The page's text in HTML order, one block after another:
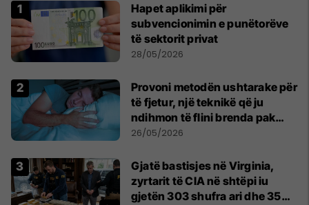
Hapet aplikimi për
subvencionimin e punëtorëve
të sektorit privat
28/05/2026
Provoni metodën ushtarake për
të fjetur, një teknikë që ju
ndihmon të flini brenda pak
minutash
26/05/2026
Gjatë bastisjes në Virginia,
zyrtarit të CIA në shtëpi iu
gjetën 303 shufra ari dhe 35